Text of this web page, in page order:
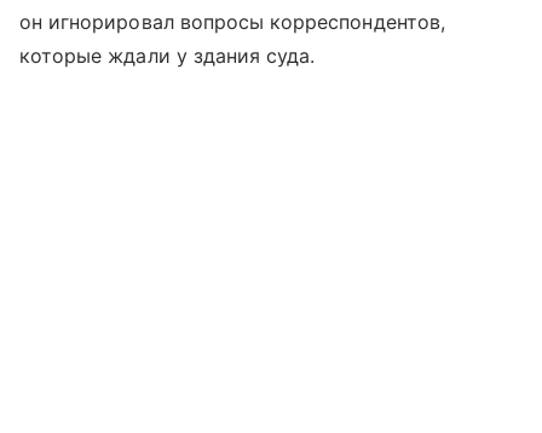
он игнорировал вопросы корреспондентов,
которые ждали у здания суда.